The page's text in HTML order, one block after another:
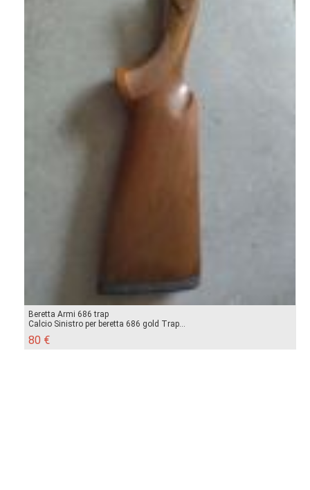
Beretta Armi 686 trap
Calcio Sinistro per beretta 686 gold Trap...
80 €